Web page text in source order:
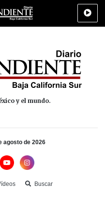
Deportes Cultura
y el mundo.
agosto de 2026
Buscar